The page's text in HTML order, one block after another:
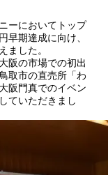
ーにおいてトップ
早期達成に向け、
ました。
阪の市場での初出
取市の直売所「わ
阪門真でのイベン
ていただきまし